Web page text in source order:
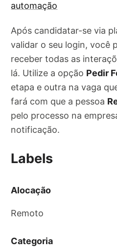
automação
Após candidatar-se via
validar o seu login, você
receber todas as
lá. Utilize a opção Pedir
etapa e outra na vaga
fará com que a pessoa
pelo processo na
notificação.
Labels
Alocação
Remoto
Categoria